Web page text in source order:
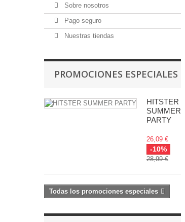
Sobre nosotros
Pago seguro
Nuestras tiendas
PROMOCIONES ESPECIALES
HITSTER
SUMMER
PARTY
26,09 €
-10%
28,99 €
Todas los promociones especiales